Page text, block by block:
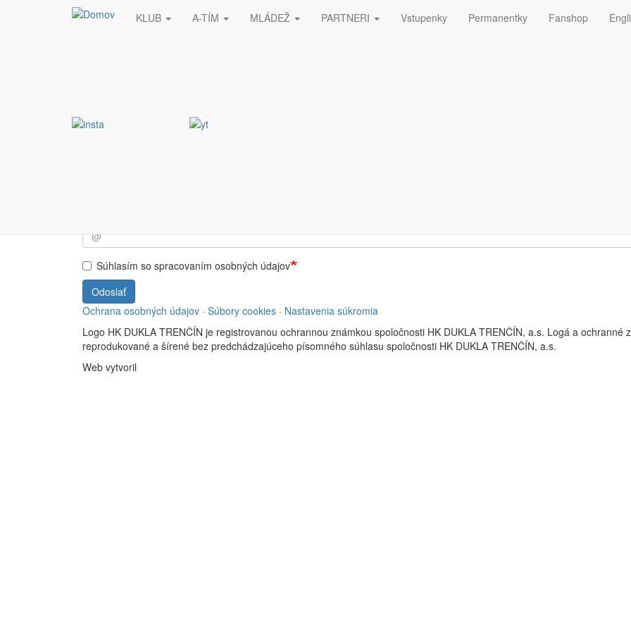
KLUB A-TÍM MLÁDEŽ PARTNERI Vstupenky Permanentky Fanshop
Vyžiadaná stránka nebola nájdená.
Súhlasím so spracovaním osobných údajov
Odoslať
Ochrana osobných údajov · Súbory cookies · Nastavenia súkromia
Logo HK DUKLA TRENČÍN je registrovanou ochrannou známkou spoločnosti HK DUKLA TRENČÍN, a.s. Logá a ochranné
reprodukované a šírené bez predchádzajúceho písomného súhlasu spoločnosti HK DUKLA TRENČÍN, a.s.
Web vytvoril